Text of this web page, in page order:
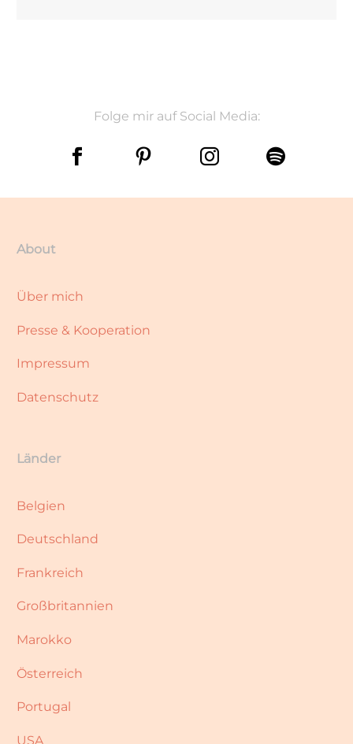
Folge mir auf Social Media:
About
Über mich
Presse & Kooperation
Impressum
Datenschutz
Länder
Belgien
Deutschland
Frankreich
Großbritannien
Marokko
Österreich
Portugal
USA